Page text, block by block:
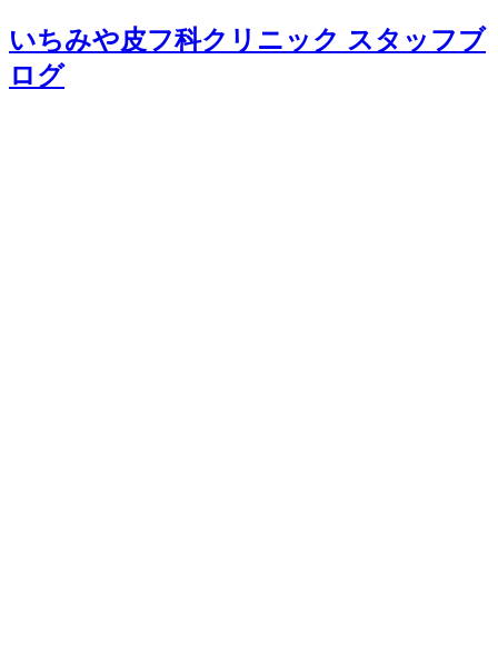
いちみや皮フ科クリニック スタッフブ
ログ